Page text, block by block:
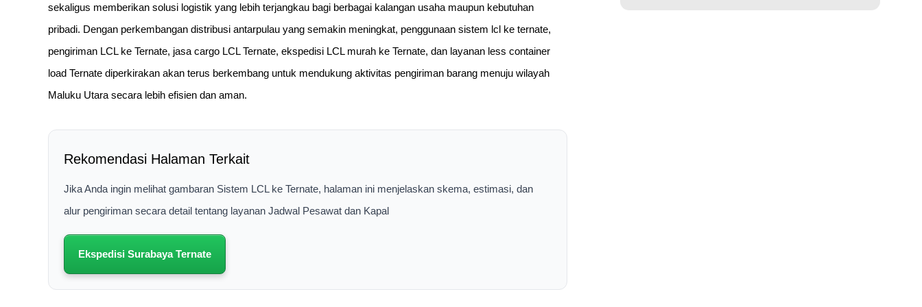
sekaligus memberikan solusi logistik yang lebih terjangkau bagi berbagai kalangan usaha maupun kebutuhan
pribadi. Dengan perkembangan distribusi antarpulau yang semakin meningkat, penggunaan sistem lcl ke ternate,
pengiriman LCL ke Ternate, jasa cargo LCL Ternate, ekspedisi LCL murah ke Ternate, dan layanan less container
load Ternate diperkirakan akan terus berkembang untuk mendukung aktivitas pengiriman barang menuju wilayah
Maluku Utara secara lebih efisien dan aman.
Rekomendasi Halaman Terkait
Jika Anda ingin melihat gambaran Sistem LCL ke Ternate, halaman ini menjelaskan skema, estimasi, dan
alur pengiriman secara detail tentang layanan Jadwal Pesawat dan Kapal
Ekspedisi Surabaya Ternate